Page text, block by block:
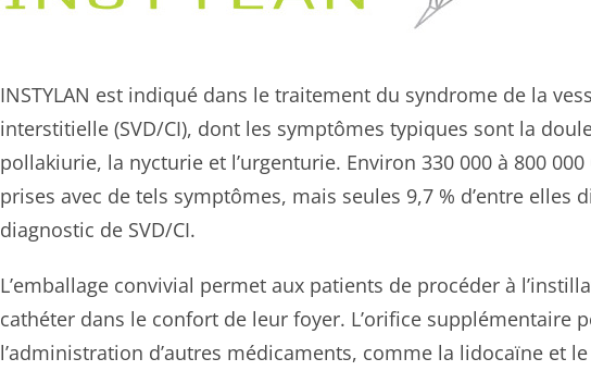
INSTYLAN est indiqué dans le traitement du syndrome de la
interstitielle (SVD/CI), dont les symptômes typiques sont la
pollakiurie, la nycturie et l’urgenturie. Environ 330 000 à 800
prises avec de tels symptômes, mais seules 9,7 % d’entre elles
diagnostic de SVD/CI.
L’emballage convivial permet aux patients de procéder à
cathéter dans le confort de leur foyer. L’orifice supplémentaire
l’administration d’autres médicaments, comme la lidocaïne et